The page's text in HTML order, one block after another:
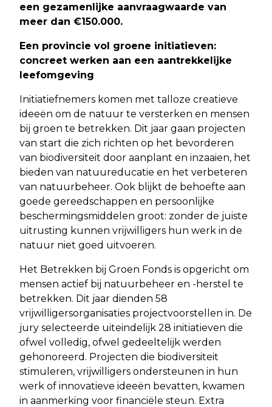
een gezamenlijke aanvraagwaarde van
meer dan €150.000.
Een provincie vol groene initiatieven:
concreet werken aan een aantrekkelijke
leefomgeving
Initiatiefnemers komen met talloze creatieve
ideeën om de natuur te versterken en mensen
bij groen te betrekken. Dit jaar gaan projecten
van start die zich richten op het bevorderen
van biodiversiteit door aanplant en inzaaien, het
bieden van natuureducatie en het verbeteren
van natuurbeheer. Ook blijkt de behoefte aan
goede gereedschappen en persoonlijke
beschermingsmiddelen groot: zonder de juiste
uitrusting kunnen vrijwilligers hun werk in de
natuur niet goed uitvoeren.
Het Betrekken bij Groen Fonds is opgericht om
mensen actief bij natuurbeheer en -herstel te
betrekken. Dit jaar dienden 58
vrijwilligersorganisaties projectvoorstellen in. De
jury selecteerde uiteindelijk 28 initiatieven die
ofwel volledig, ofwel gedeeltelijk werden
gehonoreerd. Projecten die biodiversiteit
stimuleren, vrijwilligers ondersteunen in hun
werk of innovatieve ideeën bevatten, kwamen
in aanmerking voor financiële steun. Extra